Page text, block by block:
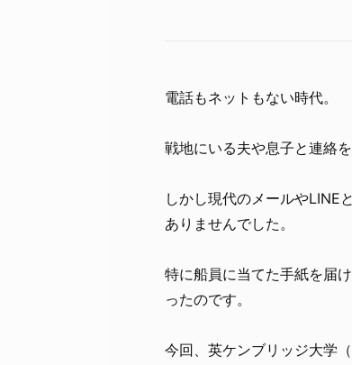
電話もネットもない時代。
戦地にいる夫や息子と連絡
しかし現代のメールやLINE
ありませんでした。
特に船員に当てた手紙を届
ったのです。
今回、英ケンブリッジ大学